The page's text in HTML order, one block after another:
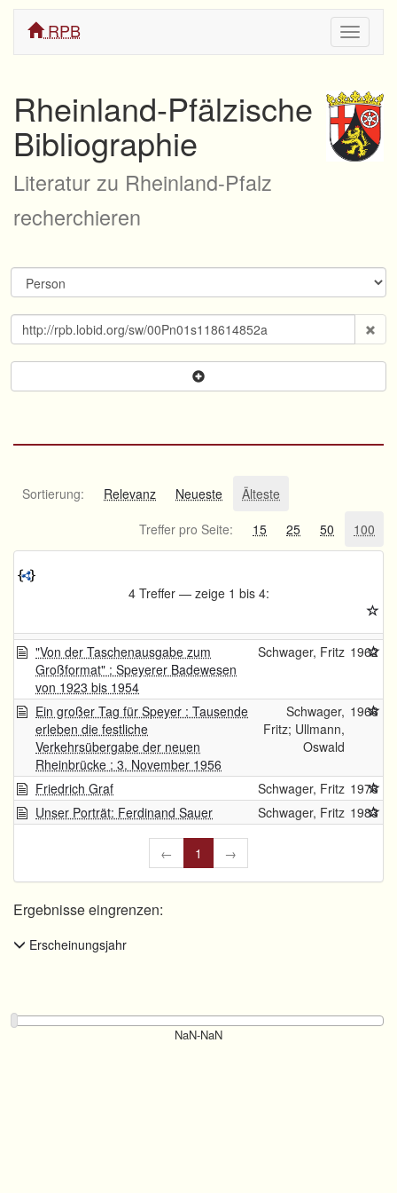
ein/
RPB
Rheinland-Pfälzische
Bibliographie
Literatur zu Rheinland-Pfalz
recherchieren
Sortierung: Relevanz Neueste
Älteste
Treffer pro Seite:
15 25 50 100
4 Treffer — zeige 1 bis 4:
"Von der Taschenausgabe zum
Großformat" : Speyerer Badewesen
von 1923 bis 1954
Schwager, Fritz 1962
Ein großer Tag für Speyer : Tausende
erleben die festliche
Verkehrsübergabe der neuen
Rheinbrücke : 3. November 1956
Schwager,
Fritz; Ullmann,
Oswald
1966
Friedrich Graf Schwager, Fritz 1976
Unser Porträt: Ferdinand Sauer
Schwager, Fritz 1983
← 1 →
Ergebnisse eingrenzen:
Erscheinungsjahr